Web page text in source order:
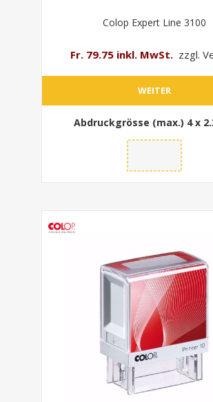
Colop Expert Line 3100
Fr. 79.75 inkl. MwSt. zzgl.
WEITER
Abdruckgrösse (max.) 4 x